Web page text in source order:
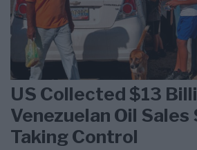
US Collected $13
Venezuelan Oil Sales
Taking Control